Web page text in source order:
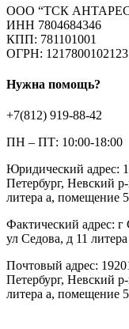
ООО “ТСК
ИНН 7804684346
КПП: 781101001
ОГРН: 1217800102123
Нужна помощь?
+7(812) 919-88-42
ПН – ПТ: 10:00-18:00
Юридический адрес:
Петербург, Невский
литера а, помещение
Фактический адрес: г
ул Седова, д 11
Почтовый адрес:
Петербург, Невский
литера а, помещение